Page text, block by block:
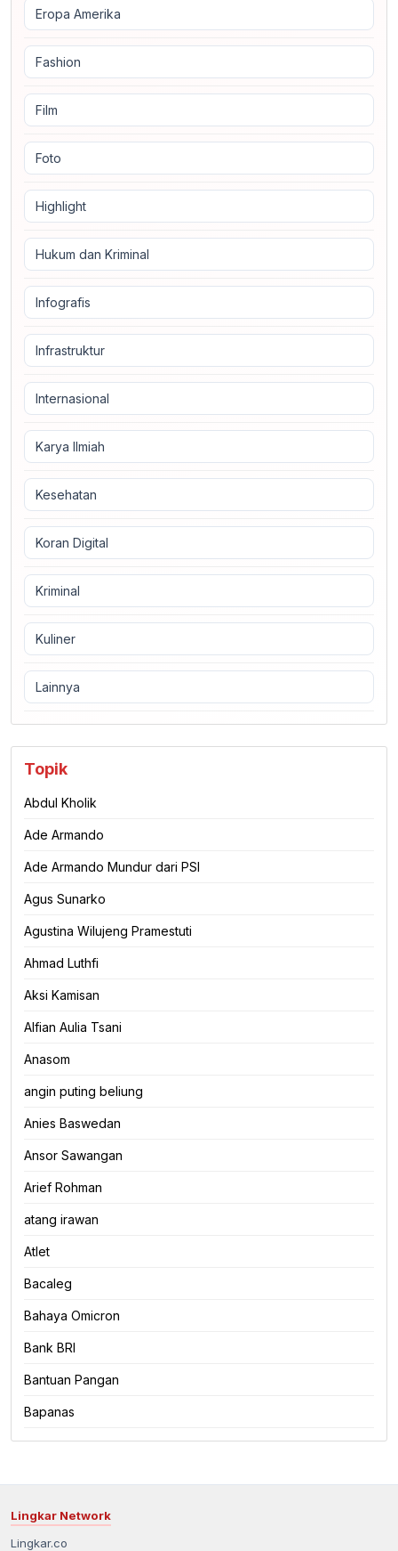
Eropa Amerika
Fashion
Film
Foto
Highlight
Hukum dan Kriminal
Infografis
Infrastruktur
Internasional
Karya Ilmiah
Kesehatan
Koran Digital
Kriminal
Kuliner
Lainnya
Topik
Abdul Kholik
Ade Armando
Ade Armando Mundur dari PSI
Agus Sunarko
Agustina Wilujeng Pramestuti
Ahmad Luthfi
Aksi Kamisan
Alfian Aulia Tsani
Anasom
angin puting beliung
Anies Baswedan
Ansor Sawangan
Arief Rohman
atang irawan
Atlet
Bacaleg
Bahaya Omicron
Bank BRI
Bantuan Pangan
Bapanas
Lingkar Network
Lingkar.co